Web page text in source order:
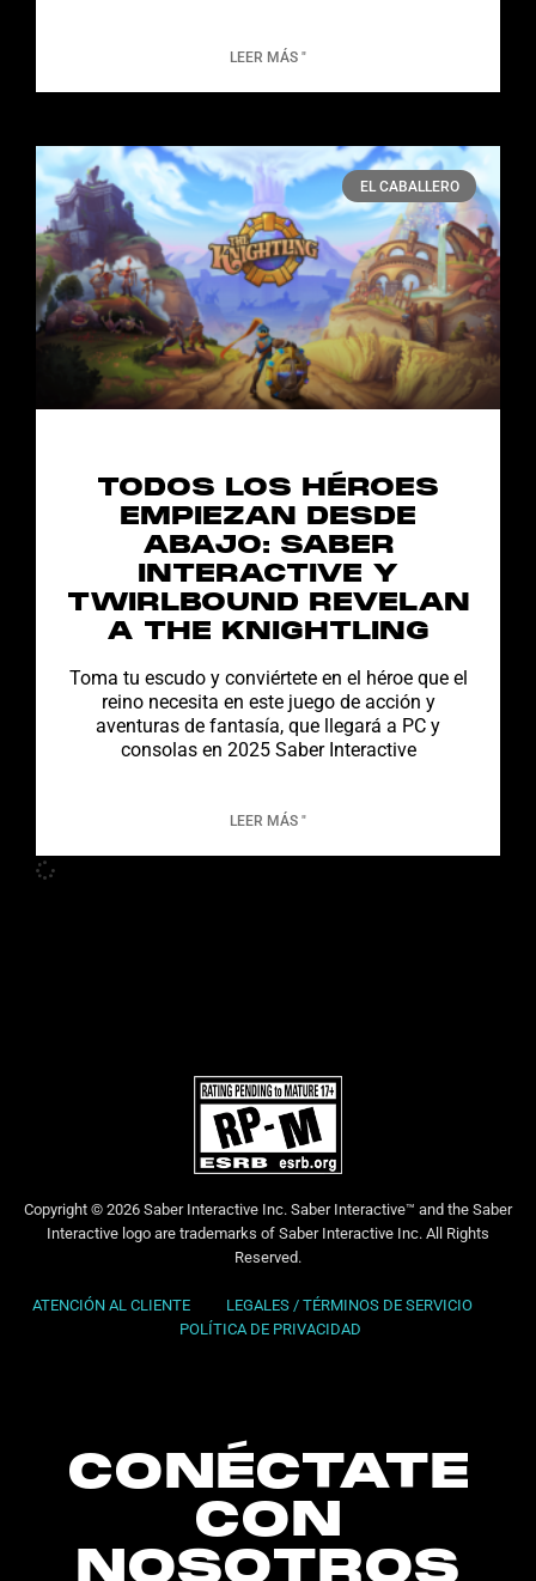
LEER MÁS "
EL CABALLERO
TODOS LOS HÉROES
EMPIEZAN DESDE
ABAJO: SABER
INTERACTIVE Y
TWIRLBOUND REVELAN
A THE KNIGHTLING
Toma tu escudo y conviértete en el héroe que el
reino necesita en este juego de acción y
aventuras de fantasía, que llegará a PC y
consolas en 2025 Saber Interactive
LEER MÁS "
Copyright © 2026 Saber Interactive Inc. Saber Interactive™ and the Saber
Interactive logo are trademarks of Saber Interactive Inc. All Rights
Reserved.
ATENCIÓN AL CLIENTE
LEGALES / TÉRMINOS DE SERVICIO
POLÍTICA DE PRIVACIDAD
CONÉCTATE
CON